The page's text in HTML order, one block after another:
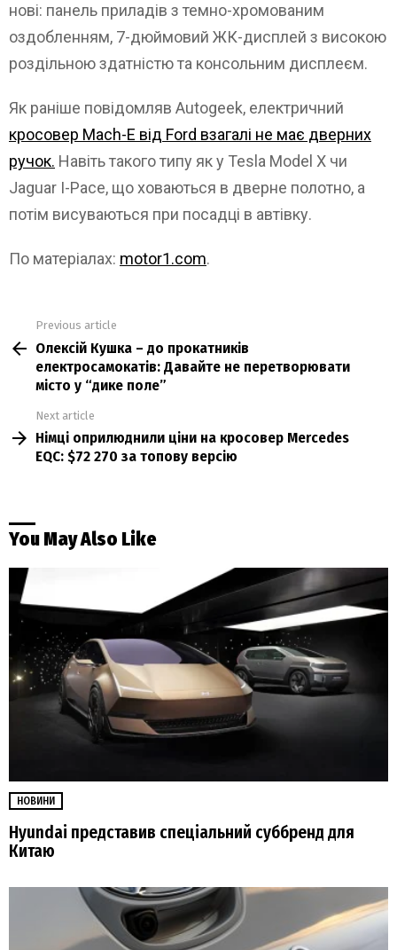
нові: панель приладів з темно-хромованим
оздобленням, 7-дюймовий ЖК-дисплей з високою
роздільною здатністю та консольним дисплеєм.
Як раніше повідомляв Autogeek, електричний
кросовер Mach-E від Ford взагалі не має дверних
ручок. Навіть такого типу як у Tesla Model X чи
Jaguar I-Pace, що ховаються в дверне полотно, а
потім висуваються при посадці в автівку.
По матеріалах: motor1.com.
more
Previous article
Олексій Кушка – до прокатників
електросамокатів: Давайте не перетворювати
місто у “дике поле”
Next article
Німці оприлюднили ціни на кросовер Mercedes
EQC: $72 270 за топову версію
You May Also Like
НОВИНИ
Hyundai представив спеціальний суббренд для
Китаю